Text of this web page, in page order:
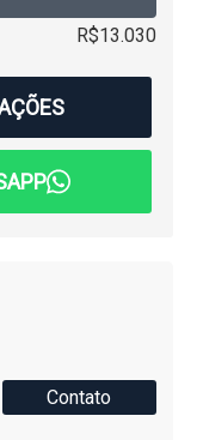
R$13.030
Contato